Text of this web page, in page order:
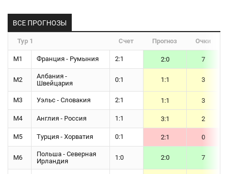
ВСЕ ПРОГНОЗЫ
Тур 1 Счет Прогноз Очки
М1 Франция - Румыния 2:1 2:0 7
М2
Албания -
Швейцария
0:1 1:1 3
М3 Уэльс - Словакия 2:1 1:1 3
М4 Англия - Россия 1:1 3:1 2
М5 Турция - Хорватия 0:1 2:1 0
М6
Польша - Северная
Ирландия
1:0 2:0 7